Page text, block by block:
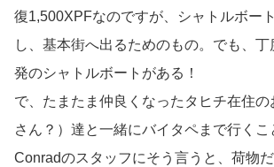
復1,500XPFなのですが、シャトルボー
し、基本街へ出るためのもの。でも、
発のシャトルボートがある！
で、たまたま仲良くなったタヒチ在住
さん？）達と一緒にバイタペまで行くこ
Conradのスタッフにそう言うと、荷物